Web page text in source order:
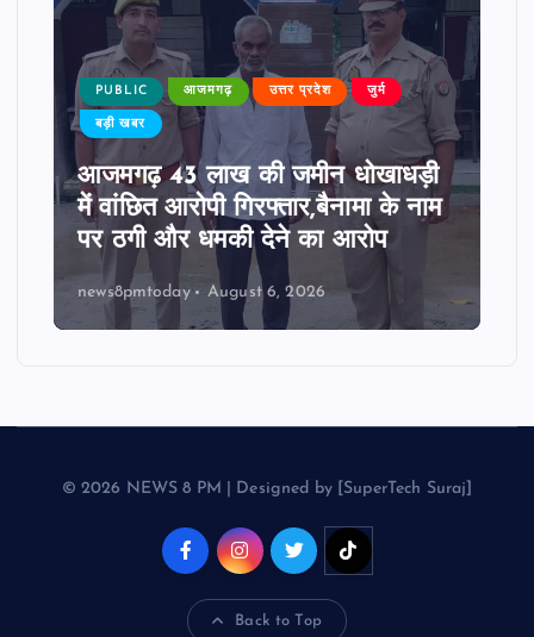
PUBLIC आजमगढ़ उत्तर प्रदेश जुर्म
बड़ी खबर
आजमगढ़ 43 लाख की जमीन धोखाधड़ी
में वांछित आरोपी गिरफ्तार,बैनामा के नाम
पर ठगी और धमकी देने का आरोप
news8pmtoday August 6, 2026
© 2026 NEWS 8 PM | Designed by [SuperTech Suraj]
Back to Top